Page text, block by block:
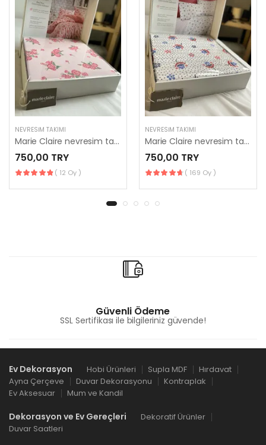
NEVRESIM TAKIMI
Marie Claire nevresim takımı
750,00 TRY
( 12 Oy )
NEVRESIM TAKIMI
Marie Claire nevresim takımı
750,00 TRY
( 169 Oy )
Güvenli Ödeme
SSL Sertifikası ile bilgileriniz güvende!
Ev Dekorasyon Hobi Ürünleri Supla MDF
Hırdavat
Ayna Çerçeve
Duvar Dekorasyonu
Kontraplak
Ev Aksesuar
Mum ve Kandil
Dekorasyon ve Ev Gereçleri
Dekoratif Ürünler
Duvar Saatleri